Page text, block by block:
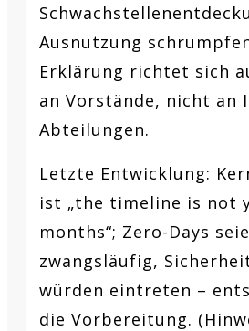
Ausnutzung
Erklärung richtet sich
an Vorstände, nicht an
Abteilungen.
Letzte Entwicklung:
ist „the timeline is not
months“; Zero-Days
zwangsläufig,
würden eintreten –
die Vorbereitung.